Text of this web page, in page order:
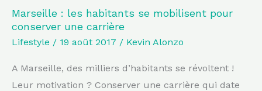
Marseille : les habitants se mobilisent pour
conserver une carrière
Lifestyle / 19 août 2017 / Kevin Alonzo
A Marseille, des milliers d’habitants se révoltent !
Leur motivation ? Conserver une carrière qui date